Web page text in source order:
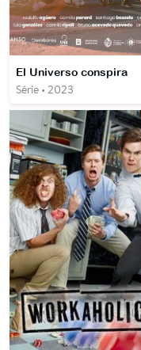
El Universo conspira
Série • 2023